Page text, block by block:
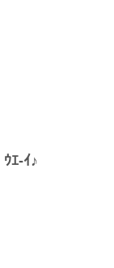
ｴ-ｲ♪